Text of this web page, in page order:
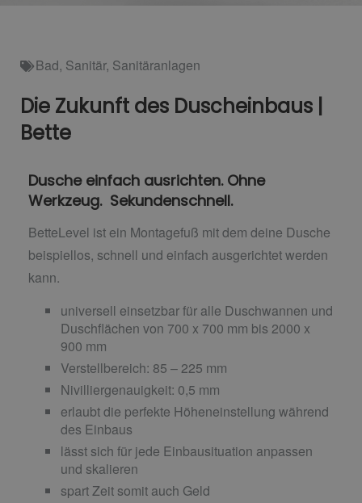
Bad, Sanitär, Sanitäranlagen
Die Zukunft des Duscheinbaus |
Bette
Dusche einfach ausrichten. Ohne
Werkzeug. Sekundenschnell.
BetteLevel ist ein Montagefuß mit dem deine Dusche
beispiellos, schnell und einfach ausgerichtet werden
kann.
universell einsetzbar für alle Duschwannen und
Duschflächen von 700 x 700 mm bis 2000 x
900 mm
Verstellbereich: 85 – 225 mm
Nivilliergenauigkeit: 0,5 mm
erlaubt die perfekte Höheneinstellung während
des Einbaus
lässt sich für jede Einbausituation anpassen
und skalieren
spart Zeit somit auch Geld